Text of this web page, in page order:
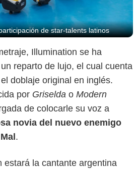
de star-talents latinos
Illumination se ha
reparto de lujo, el cual cuenta
doblaje original en inglés.
por Griselda o Modern
de colocarle su voz a
novia del nuevo enemigo
.
estará la cantante argentina